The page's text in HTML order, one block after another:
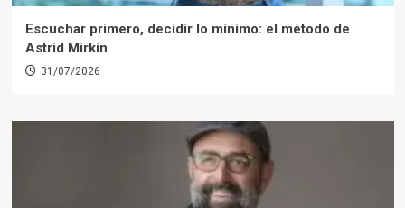
Escuchar primero, decidir lo mínimo: el método de
Astrid Mirkin
31/07/2026